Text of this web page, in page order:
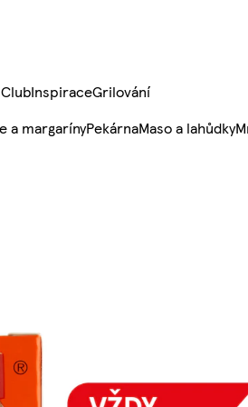
InspiraceGrilování
a margarínyPekárnaMaso a lahůdky